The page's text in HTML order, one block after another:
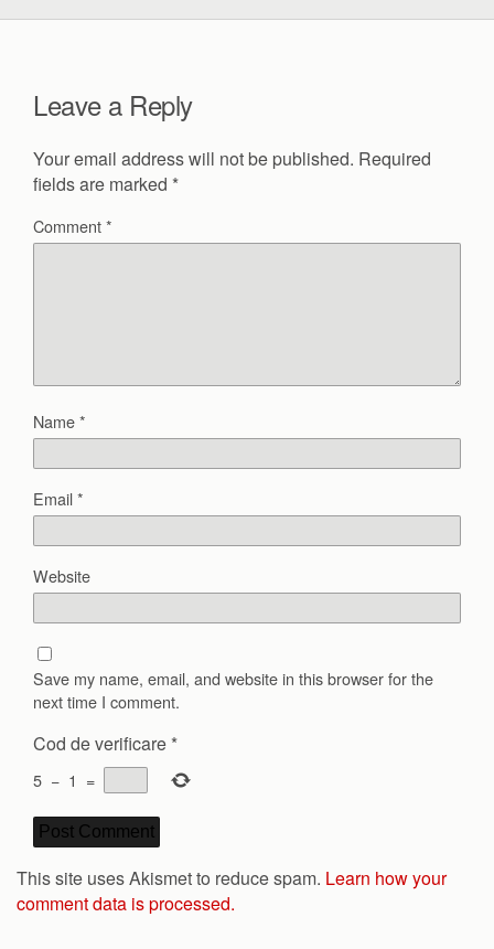
Leave a Reply
Your email address will not be published. Required
fields are marked *
Comment*
Name*
Email*
Website
Save my name, email, and website in this browser for the
next time I comment.
Cod de verificare *
5 − 1 =
This site uses Akismet to reduce spam. Learn how your
comment data is processed.